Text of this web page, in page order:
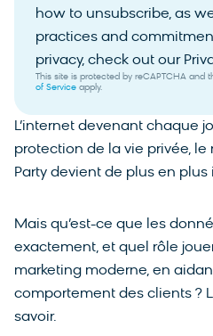
L’internet devenant chaque
protection de la vie privée,
Party devient de plus en plus
Mais qu’est-ce que les
exactement, et quel rôle
marketing moderne, en
comportement des clients ?
savoir.
how to unsubscribe, as
practices and
privacy, check out our
This site is protected by reCAPTCHA and
of Service apply.